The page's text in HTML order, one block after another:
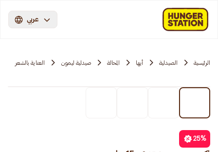
عربي
الرئيسية الصيدلية أبها المحالة صيدلية ليمون العناية بالشعر
25%